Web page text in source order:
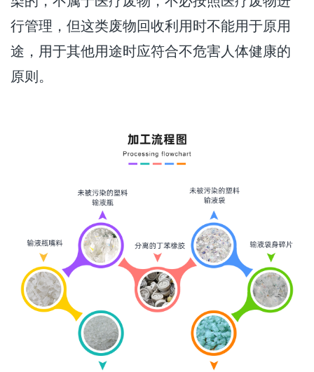
行管理，但这类废物回收利用时不能用于原用
途，用于其他用途时应符合不危害人体健康的
原则。